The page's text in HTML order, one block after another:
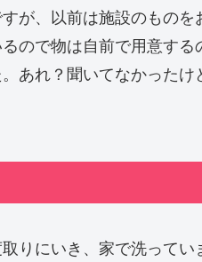
が、以前は施設のものを
ので物は自前で用意す
あれ？聞いてなかった
りにいき、家で洗って